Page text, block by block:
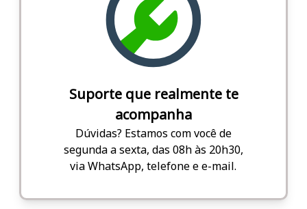
Suporte que realmente te
acompanha
Dúvidas? Estamos com você de
segunda a sexta, das 08h às 20h30,
via WhatsApp, telefone e e-mail.